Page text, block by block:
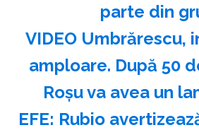
parte din
VIDEO Umbrărescu,
amploare. După 50
Roșu va avea un
EFE: Rubio